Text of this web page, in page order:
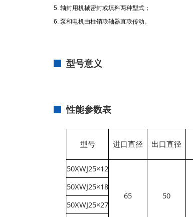
5. 轴封用机械密封或填料两种型式；
6. 泵和电机由柱销联轴器直联传动。
型号意义
性能参数表
型号 进口直径 出口直径
50XWJ25×12
65 50
50XWJ25×18
50XWJ25×27